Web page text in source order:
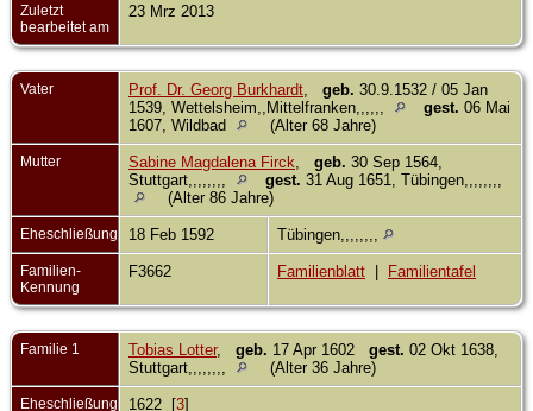
Zuletzt
bearbeitet am
23 Mrz 2013
Vater Prof. Dr. Georg Burkhardt geb. 30.9.1532 / 05 Jan
1539, Wettelsheim,,Mittelfranken,,,,,,
gest. 06 Mai
1607, Wildbad
(Alter 68 Jahre)
Mutter Sabine Magdalena Firck geb. 30 Sep 1564,
Stuttgart,,,,,,,,
gest. 31 Aug 1651, Tübingen,,,,,,,,
(Alter 86 Jahre)
Eheschließung 18 Feb 1592 Tübingen,,,,,,,,
Familien-
Kennung
F3662 Familienblatt Familientafel
Familie 1 Tobias Lotter, geb. 17 Apr 1602 gest. 02 Okt 1638,
Stuttgart,,,,,,,,
(Alter 36 Jahre)
Eheschließung 1622 [3]